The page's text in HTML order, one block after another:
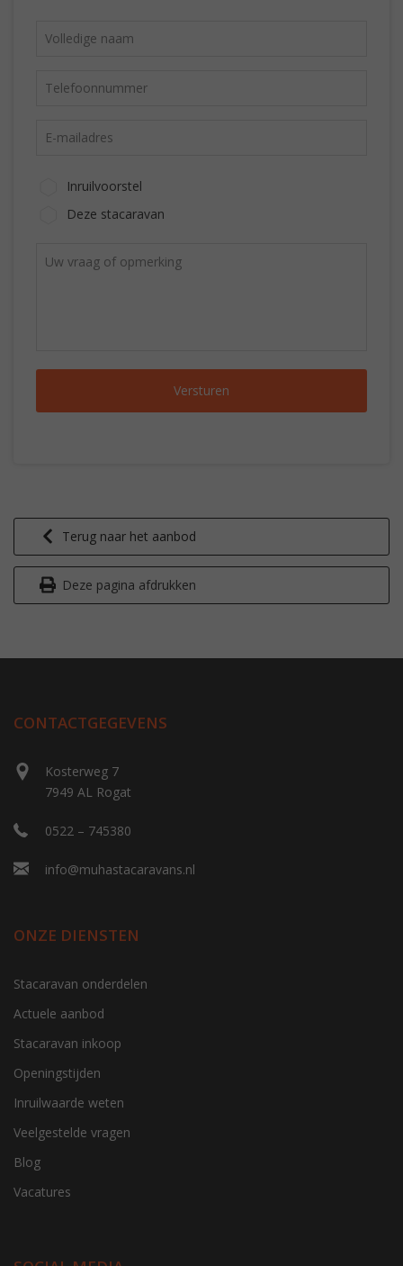
Inruilvoorstel
Deze stacaravan
Terug naar het aanbod
Deze pagina afdrukken
CONTACTGEGEVENS
Kosterweg 7
7949 AL Rogat
0522 – 745380
info@muhastacaravans.nl
ONZE DIENSTEN
Stacaravan onderdelen
Actuele aanbod
Stacaravan inkoop
Openingstijden
Inruilwaarde weten
Veelgestelde vragen
Blog
Vacatures